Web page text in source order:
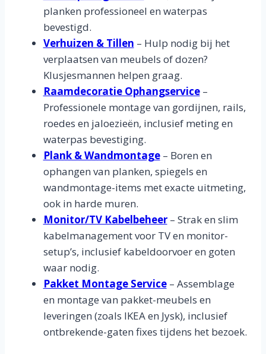
planken professioneel en waterpas
bevestigd.
Verhuizen & Tillen – Hulp nodig bij het
verplaatsen van meubels of dozen?
Klusjesmannen helpen graag.
Raamdecoratie Ophangservice –
Professionele montage van gordijnen, rails,
roedes en jaloezieën, inclusief meting en
waterpas bevestiging.
Plank & Wandmontage – Boren en
ophangen van planken, spiegels en
wandmontage-items met exacte uitmeting,
ook in harde muren.
Monitor/TV Kabelbeheer– Strak en slim
kabelmanagement voor TV en monitor-
setup’s, inclusief kabeldoorvoer en goten
waar nodig.
Pakket Montage Service– Assemblage
en montage van pakket-meubels en
leveringen (zoals IKEA en Jysk), inclusief
ontbrekende-gaten fixes tijdens het bezoek.